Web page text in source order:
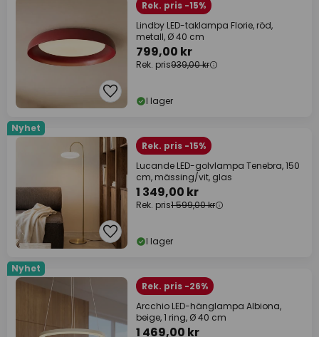
Rek. pris -15%
Lindby LED-taklampa Florie, röd,
metall, Ø 40 cm
799,00 kr
Rek. pris939,00 kr
I lager
Nyhet
Rek. pris -15%
Lucande LED-golvlampa Tenebra, 150
cm, mässing/vit, glas
1 349,00 kr
Rek. pris1 599,00 kr
I lager
Nyhet
Rek. pris -26%
Arcchio LED-hänglampa Albiona,
beige, 1 ring, Ø 40 cm
1 469,00 kr